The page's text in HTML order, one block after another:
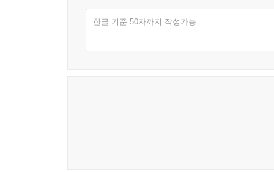
한글 기준 50자까지 작성가능